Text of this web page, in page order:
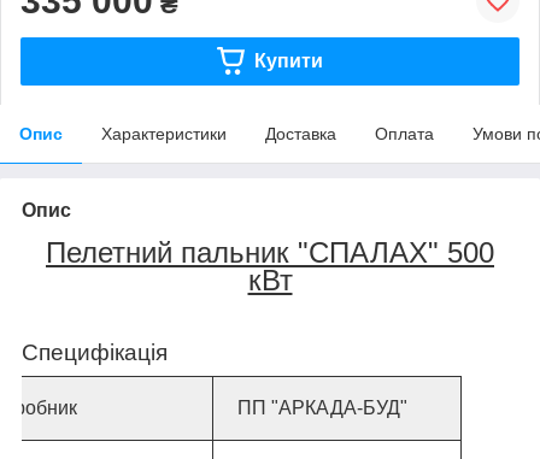
Купити
Опис Характеристики Доставка Оплата Умови
Опис
Пелетний пальник "СПАЛАХ" 500
кВт
Специфікація
ПП "АРКАДА-БУД"